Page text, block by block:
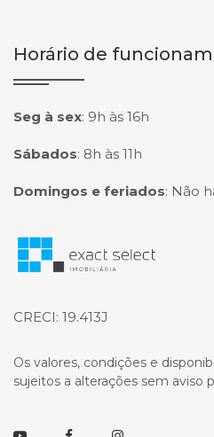
Horário de
Seg à sex: 9h às 16h
Sábados: 8h às 11h
Domingos e feriados: Não
Página inicial
CRECI: 19.413J
Os valores, condições e
sujeitos a alterações sem aviso